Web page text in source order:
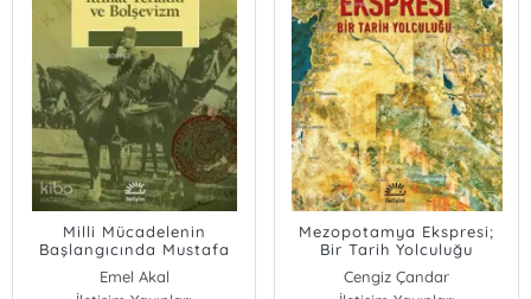
Milli Mücadelenin
Başlangıcında Mustafa
Kemal, İttihat Terakki ve
Bolşevizm
Emel Akal
Mezopotamya Ekspresi;
Bir Tarih Yolculuğu
Cengiz Çandar